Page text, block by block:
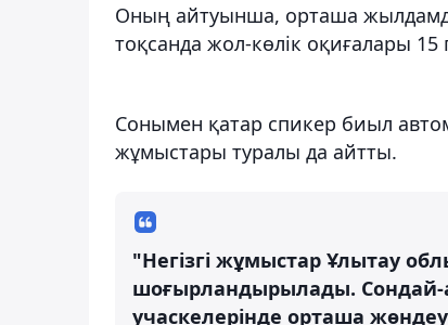
Оның айтуынша, орташа
тоқсанда жол-көлік оқиғалары 15
Сонымен қатар спикер биыл
жұмыстары туралы да айтты.
"Негізгі жұмыстар Ұлытау
шоғырландырылады. Сондай-
учаскелерінде орташа